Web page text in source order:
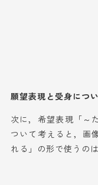
願望表現と受身につ
次に，希望表現「～
ついて考えると，画
れる」の形で使うの